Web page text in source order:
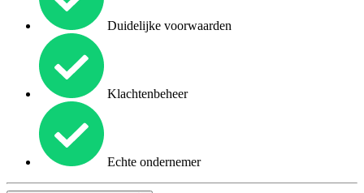
Duidelijke voorwaarden
Klachtenbeheer
Echte ondernemer